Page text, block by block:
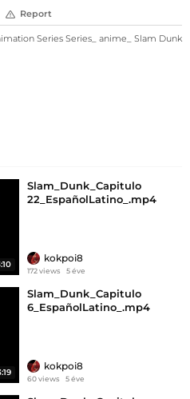
Report
Series Series_ anime_ Slam Dunk
Slam_Dunk_Capitulo
22_EspañolLatino_.mp4
kokpoi8
172 views 5 éve
Slam_Dunk_Capitulo
6_EspañolLatino_.mp4
kokpoi8
60 views 5 éve